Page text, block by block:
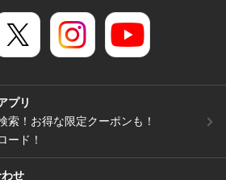
プリ
索！お得な限定クーポンも！
ード！
せ